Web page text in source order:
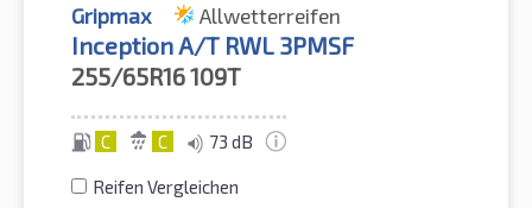
Gripmax Allwetterreifen
Inception A/T RWL 3PMSF
255/65R16109T
C C 73 dB
Reifen Vergleichen